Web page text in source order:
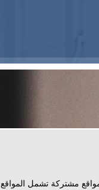
مشتركة تشمل المواقع